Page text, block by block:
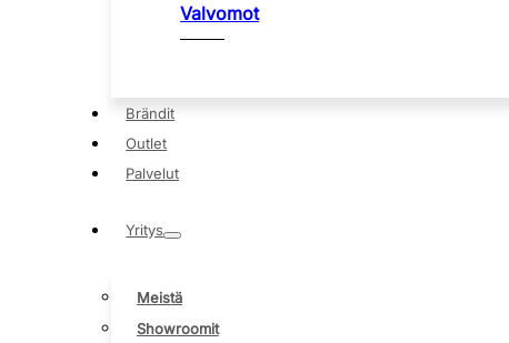
Valvomot
Brändit
Outlet
Palvelut
Yritys
Meistä
Showroomit